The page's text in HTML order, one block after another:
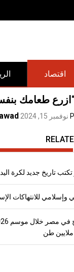
اقتصاد
طعامك
نوفمبر 15, 2024 by
تاريخ جديد لكرة
للانتهاكات